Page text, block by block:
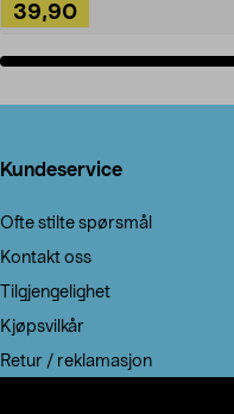
39,90
Kundeservice
Ofte stilte spørsmål
Kontakt oss
Tilgjengelighet
Kjøpsvilkår
Retur / reklamasjon